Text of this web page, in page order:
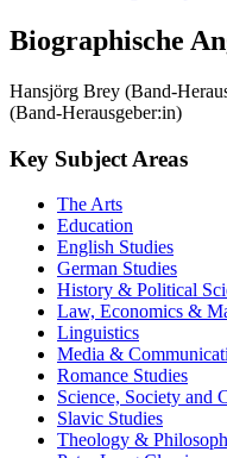
Biographische
Hansjörg Brey (Band-
(Band-Herausgeber:in)
Key Subject Areas
The Arts
Education
English Studies
German Studies
History & Political
Law, Economics &
Linguistics
Media &
Romance Studies
Science, Society and
Slavic Studies
Theology &